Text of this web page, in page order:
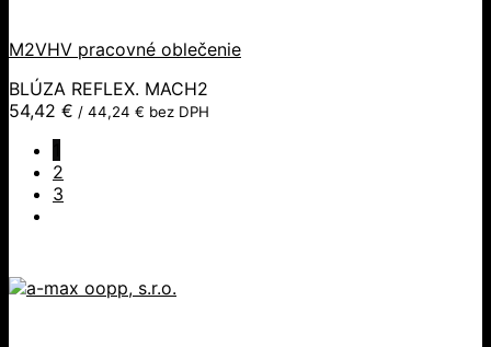
M2VHV pracovné oblečenie
BLÚZA REFLEX. MACH2
54,42 € / 44,24 € bez DPH
2
3